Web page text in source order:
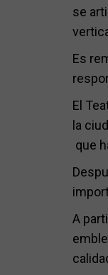
se
Es
El
la
que
A